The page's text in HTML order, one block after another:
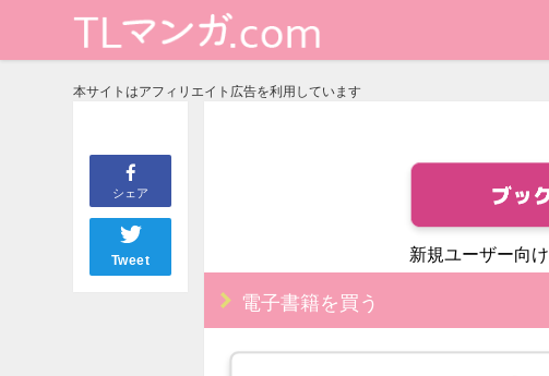
本サイトはアフィリエイト広告を利用しています
シェア
Tweet 新規ユーザー向け
電子書籍を買う